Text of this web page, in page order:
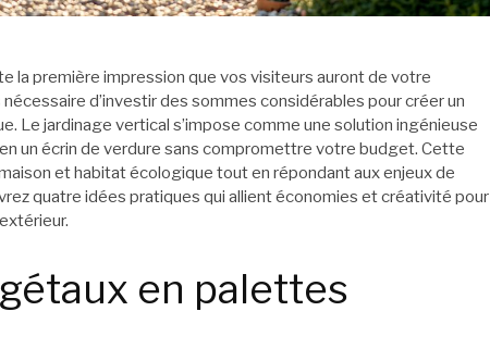
la première impression que vos visiteurs auront de votre
nécessaire d’investir des sommes considérables pour créer un
Le jardinage vertical s’impose comme une solution ingénieuse
un écrin de verdure sans compromettre votre budget. Cette
et habitat écologique tout en répondant aux enjeux de
quatre idées pratiques qui allient économies et créativité pour
en palettes